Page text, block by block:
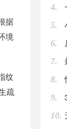
据
境
纹
疏
4.
5.
6.
7.
8.
9.
10.